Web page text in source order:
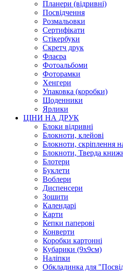
Планери (відривні)
Посвідчення
Розмальовки
Сертифікати
Стікербуки
Скретч друк
Флаєра
Фотоальбоми
Фоторамки
Хенгери
Упаковка (коробки)
Щоденники
Ярлики
ЦІНИ НА ДРУК
Блоки відривні
Блокноти, клейові
Блокноти, скріплення
Блокноти, Тверда
Блотери
Буклети
Воблери
Диспенсери
Зошити
Календарі
Карти
Кепки паперові
Конверти
Коробки картонні
Кубарики (9х9см)
Наліпки
Обкладинка для